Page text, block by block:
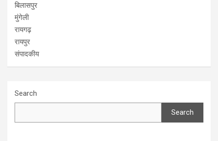
बिलासपुर
मुंगेली
रायगढ़
रायपुर
संपादकीय
Search
Search